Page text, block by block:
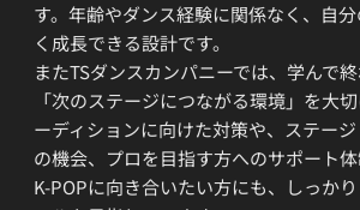
す。年齢やダンス経験に関係なく、自
く成長できる設計です。
またTSダンスカンパニーでは、学んで終
「次のステージにつながる環境」を大
ーディションに向けた対策や、ステー
の機会、プロを目指す方へのサポート
K-POPに向き合いたい方にも、しっか